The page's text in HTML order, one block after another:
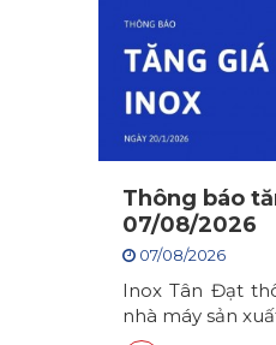
Thông báo
07/08/2026
07/08/2026
Inox Tân Đạt
nhà máy sản